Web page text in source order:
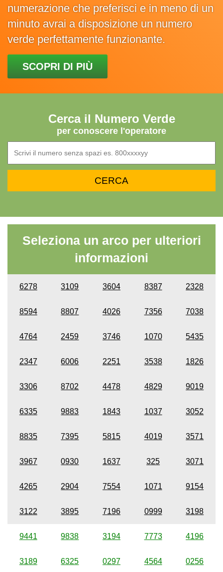
numerazione che preferisci e in meno di un
minuto avrai a disposizione un numero
verde perfettamente funzionante.
SCOPRI DI PIÙ
Cerca il Numero Verde
per conoscere l'operatore
Seleziona un arco per ulteriori
informazioni
6278 3109 3604 8387 2328
8594 8807 4026 7356 7038
4764 2459 3746 1070 5435
2347 6006 2251 3538 1826
3306 8702 4478 4829 9019
6335 9883 1843 1037 3052
8835 7395 5815 4019 3571
3967 0930 1637 325 3071
4265 2904 7554 1071 9154
3122 3895 7196 0999 3198
9441 9838 3194 7773 4196
3189 6325 0297 4564 0256